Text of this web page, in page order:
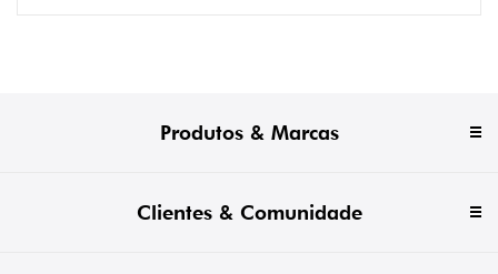
Produtos & Marcas
Clientes & Comunidade